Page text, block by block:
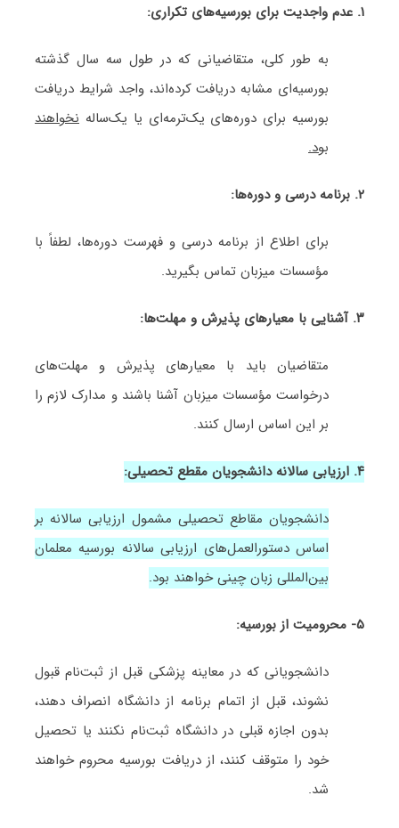
۱. عدم واجدیت برای بورسیه‌های تکراری:
به طور کلی، متقاضیانی که در طول سه سال گذشته
بورسیه‌ای مشابه دریافت کرده‌اند، واجد شرایط دریافت
بورسیه برای دوره‌های یک‌ترمه‌ای یا یک‌سالهنخواهند
بود.
۲. برنامه درسی و دوره‌ها:
برای اطلاع از برنامه درسی و فهرست دوره‌ها، لطفاً با
مؤسسات میزبان تماس بگیرید.
۳. آشنایی با معیارهای پذیرش و مهلت‌ها:
متقاضیان باید با معیارهای پذیرش و مهلت‌های
درخواست مؤسسات میزبان آشنا باشند و مدارک لازم را
بر این اساس ارسال کنند.
۴. ارزیابی سالانه دانشجویان مقطع تحصیلی:
دانشجویان مقاطع تحصیلی مشمول ارزیابی سالانه بر
اساس دستورالعمل‌های ارزیابی سالانه بورسیه معلمان
بین‌المللی زبان چینی خواهند بود.
۵- محرومیت از بورسیه:
دانشجویانی که در معاینه پزشکی قبل از ثبت‌نام قبول
نشوند، قبل از اتمام برنامه از دانشگاه انصراف دهند،
بدون اجازه قبلی در دانشگاه ثبت‌نام نکنند یا تحصیل
خود را متوقف کنند، از دریافت بورسیه محروم خواهند
شد.